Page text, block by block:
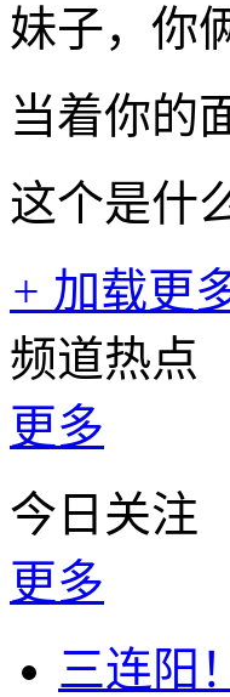
妹子，你
当着你的
这个是什
+ 加载更
频道热点
更多
今日关注
更多
三连阳